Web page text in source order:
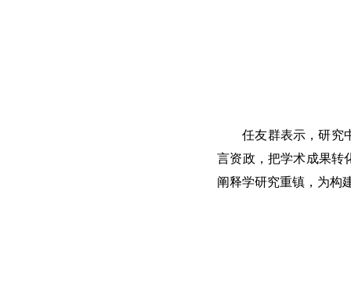
任友群表示，研究
言资政，把学术成果转
阐释学研究重镇，为构